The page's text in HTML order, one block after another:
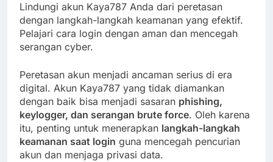
Lindungi akun Kaya787 Anda dari peretasan
dengan langkah-langkah keamanan yang efektif.
Pelajari cara login dengan aman dan mencegah
serangan cyber.
Peretasan akun menjadi ancaman serius di era
digital. Akun Kaya787 yang tidak diamankan
dengan baik bisa menjadi sasaran phishing,
keylogger, dan serangan brute force. Oleh karena
itu, penting untuk menerapkan langkah-langkah
keamanan saat login guna mencegah pencurian
akun dan menjaga privasi data.